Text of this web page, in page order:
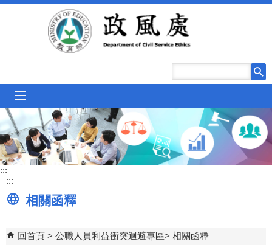
跳到主要內容區塊
:::
:::
相關函釋
回首頁 公職人員利益衝突迴避專區 相關函釋